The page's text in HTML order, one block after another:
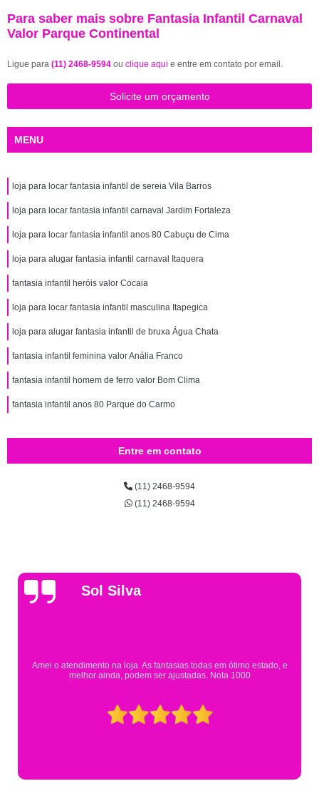
Para saber mais sobre Fantasia Infantil Carnaval
Valor Parque Continental
Ligue para (11) 2468-9594 ou clique aqui e entre em contato por email.
Solicite um orçamento
MENU
loja para locar fantasia infantil de sereia Vila Barros
loja para locar fantasia infantil carnaval Jardim Fortaleza
loja para locar fantasia infantil anos 80 Cabuçu de Cima
loja para alugar fantasia infantil carnaval Itaquera
fantasia infantil heróis valor Cocaia
loja para locar fantasia infantil masculina Itapegica
loja para alugar fantasia infantil de bruxa Água Chata
fantasia infantil feminina valor Anália Franco
fantasia infantil homem de ferro valor Bom Clima
fantasia infantil anos 80 Parque do Carmo
Entre em contato
(11) 2468-9594
(11) 2468-9594
Gsutavo Pinto
Pesquisei em mais de 20 lojas e só encontrei a fantasia de meu filho na
Eureka. Cheguei praticamente no horário em que estavam fechando e
mesmo assim fui muito bem atendido.